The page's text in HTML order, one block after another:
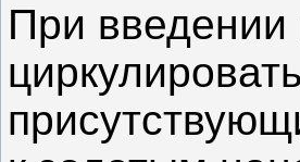
При введении